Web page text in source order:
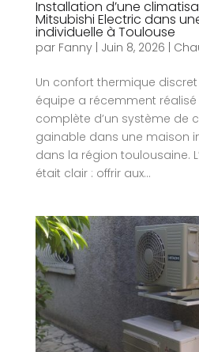
Installation d’une
Mitsubishi Electric dans
individuelle à Toulouse
par Fanny| Juin 8, 2026 |
Un confort thermique
équipe a récemment réalisé
complète d’un système de
gainable dans une maison
dans la région toulousaine.
était clair : offrir aux...